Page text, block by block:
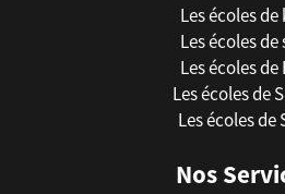
Les écoles de
Les écoles de
Les écoles de
Les écoles de
Les écoles de
Nos